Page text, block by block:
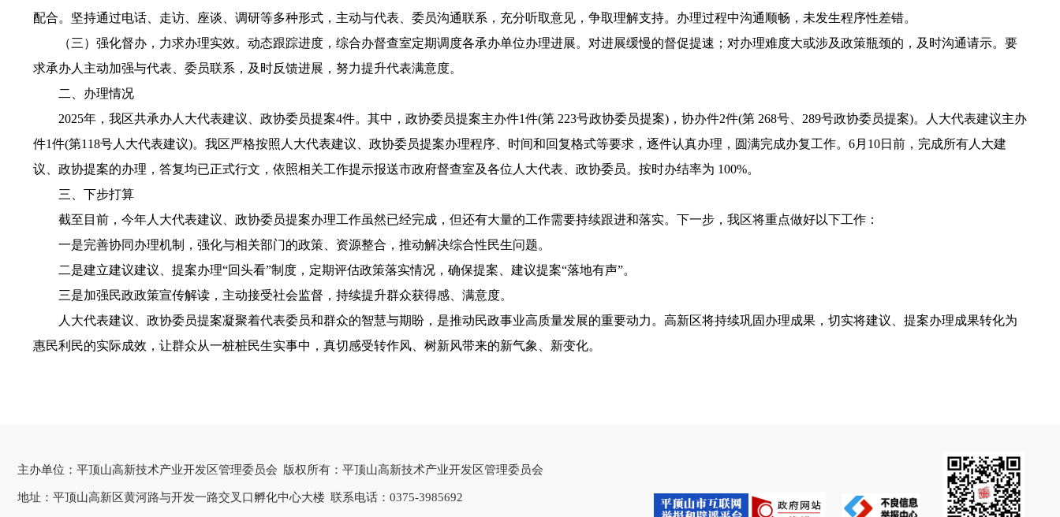
配合。坚持通过电话、走访、座谈、调研等多种形式，主动与代表 、委员沟通联系，充分听取意见，争取理解支持。办理过程中沟通顺畅，未发生程序性差错。
（三） 强化督办，力求办理实效。动态跟踪进度， 综合办督查室定期调度各承办单位办理进展。对进展缓慢的督促提速；对办理难度大或涉及政策瓶颈的，及时沟通请示。要
求承办人主动加强与代表 、委员联系，及时反馈进展，努力提升代表满意度。
二、办理情况
2025年，我区共承办人大代表建议、政协委员提案4件。其中，政协委员提案主办件1件(第 223号政协委员提案)，协办件2件(第 268号、 289号政协委员提案)。人大代表建议主办
件1件(第118号人大代表建议)。我区严格按照人大代表建议、政协委员提案办理程序、时间和回复格式等要求，逐件认真办理，圆满完成办复工作。 6月 10日前，完成所有人大建
议、政协提案的办理 ，答复均已正式行文，依照相关工作提示报送市政府督查室及各位人大代表、政协委员。按时办结率为 100%。
三、下步打算
截至目前，今年人大代表建议、政协委员提案办理工作虽然已经完成，但还有大量的工作需要持续跟进和落实。 下一步，我区将重点做好以下工作：
一是完善协同办理机制，强化与相关部门的政策、资源整合，推动解决综合性民生问题。
二是建立建议建议、提案办理“回头看”制度，定期评估政策落实情况，确保提案、建议提案“落地有声”。
三是加强民政政策宣传解读，主动接受社会监督，持续提升群众获得感、满意度。
人大代表建议、政协委员提案凝聚着代表委员和群众的智慧与期盼，是推动民政事业高质量发展的重要动力。高新区将持续巩固办理成果，切实将建议、提案办理成果转化为
惠民利民的实际成效，让群众从一桩桩民生实事中，真切感受转作风、树新风带来的新气象、新变化。
主办单位：平顶山高新技术产业开发区管理委员会 版权所有：平顶山高新技术产业开发区管理委员会
地址：平顶山高新区黄河路与开发一路交叉口孵化中心大楼 联系电话：0375-3985692